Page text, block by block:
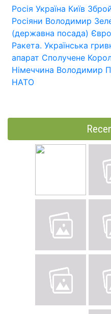
Росія Україна Київ
Росіяни Володимир
(державна посада)
Ракета. Українська
апарат Сполучене
Німеччина Володимир
НАТО